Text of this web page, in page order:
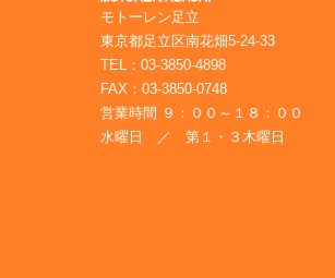
モトーレン足立
東京都足立区南花畑5-24-33
TEL：03-3850-4898
FAX：03-3850-0748
営業時間 ９：００～１８：００
水曜日 ／ 第１・３木曜日